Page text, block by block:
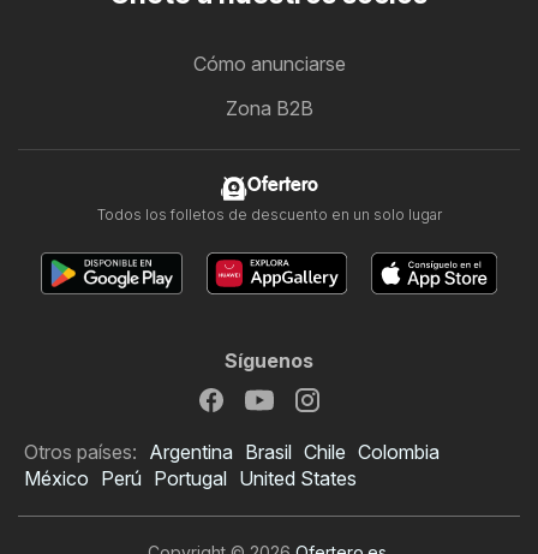
Cómo anunciarse
Zona B2B
Ofertero
Todos los folletos de descuento en un solo lugar
Síguenos
Otros países: Argentina Brasil Chile Colombia
México Perú Portugal United States